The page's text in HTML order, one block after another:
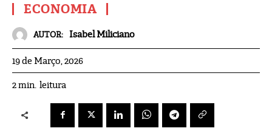
ECONOMIA
AUTOR: Isabel Miliciano
19 de Março, 2026
2min. leitura